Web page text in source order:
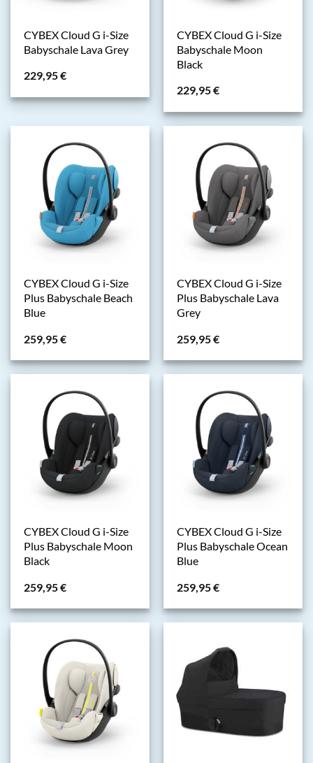
CYBEX Cloud G i-Size
Babyschale Lava Grey
229,95€
CYBEX Cloud G i-Size
Babyschale Moon
Black
229,95€
CYBEX Cloud G i-Size
Plus Babyschale Beach
Blue
259,95€
CYBEX Cloud G i-Size
Plus Babyschale Lava
Grey
259,95€
CYBEX Cloud G i-Size
Plus Babyschale Moon
Black
259,95€
CYBEX Cloud G i-Size
Plus Babyschale Ocean
Blue
259,95€